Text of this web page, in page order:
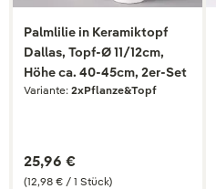
Palmlilie in Keramiktopf
Dallas, Topf-Ø 11/12cm,
Höhe ca. 40-45cm, 2er-Set
Variante: 2xPflanze&Topf
(12,98 € / 1 Stück)
25,96 €